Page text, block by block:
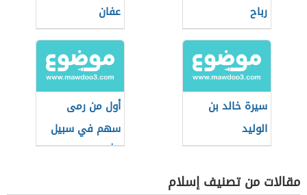
رباح
عفان
سيرة خالد بن
الوليد
أول من رمى
سهم في سبيل
الله
مقالات من تصنيف إسلام